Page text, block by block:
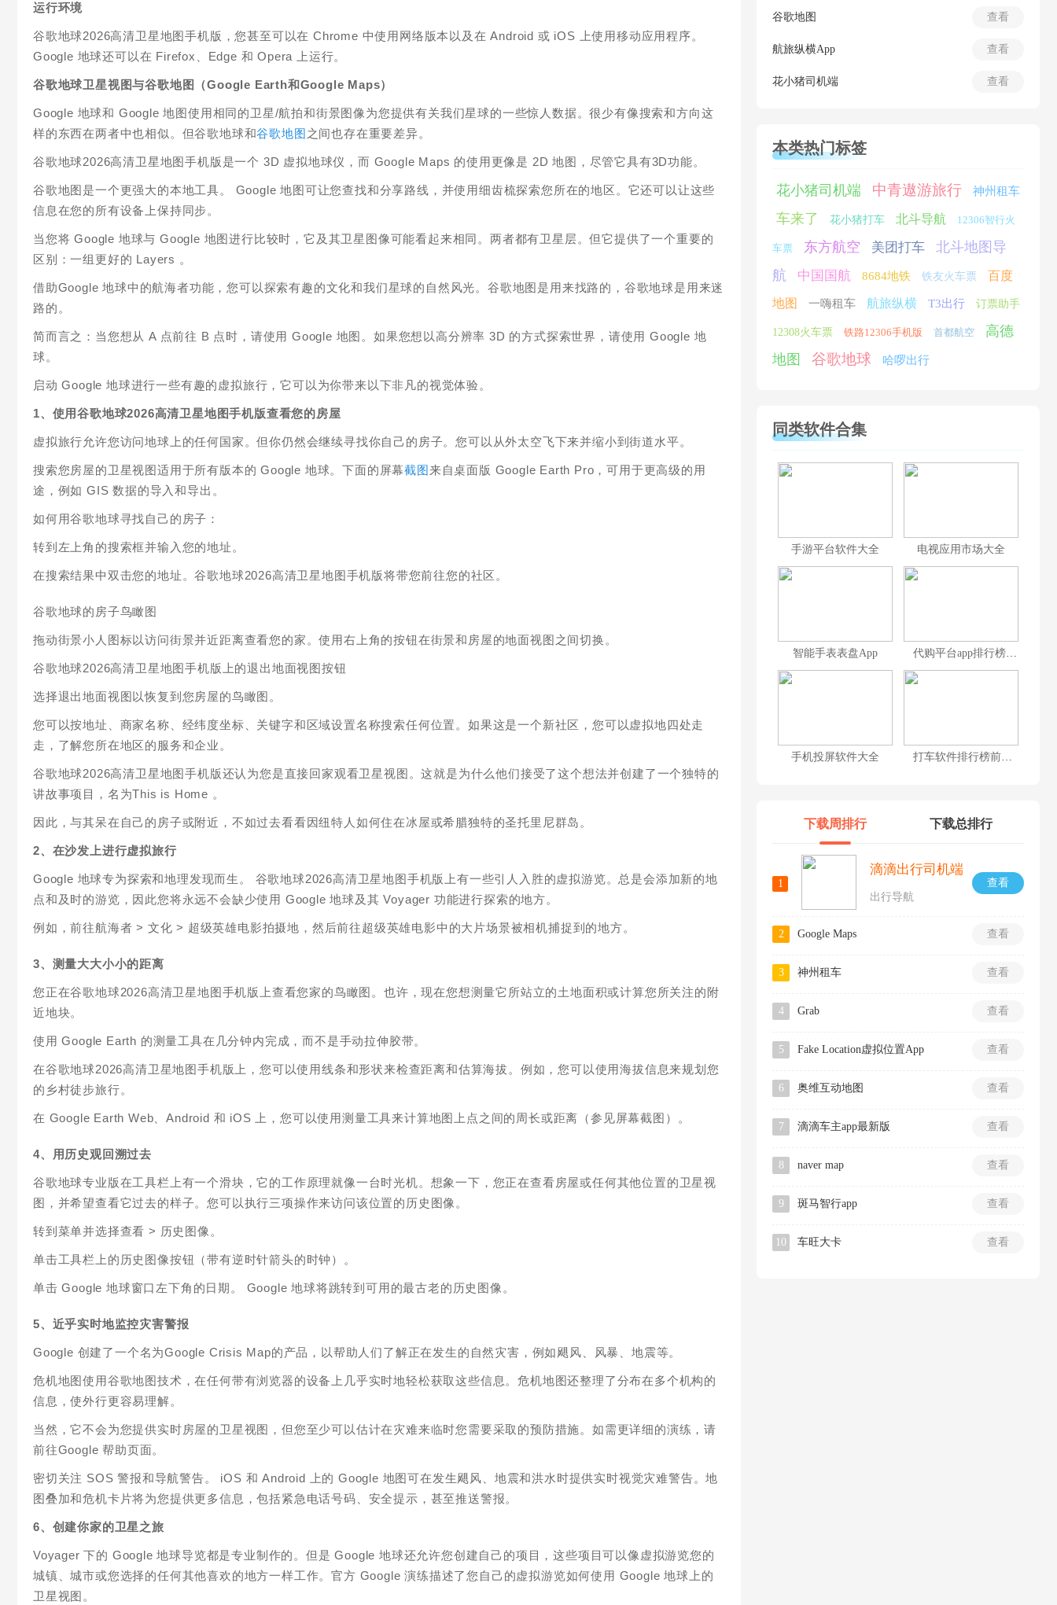
运行环境
谷歌地球2026高清卫星地图手机版，您甚至可以在 Chrome 中使用网络版本以及在 Android 或 iOS 上使用移动应用程序。
Google 地球还可以在 Firefox、Edge 和 Opera 上运行。
谷歌地球卫星视图与谷歌地图（Google Earth和Google Maps）
Google 地球和 Google 地图使用相同的卫星/航拍和街景图像为您提供有关我们星球的一些惊人数据。很少有像搜索和方向这
样的东西在两者中也相似。但谷歌地球和谷歌地图 之间也存在重要差异。
谷歌地球2026高清卫星地图手机版是一个 3D 虚拟地球仪，而 Google Maps 的使用更像是 2D 地图，尽管它具有3D功能。
谷歌地图是一个更强大的本地工具。 Google 地图可让您查找和分享路线，并使用细齿梳探索您所在的地区。它还可以让这些
信息在您的所有设备上保持同步。
当您将 Google 地球与 Google 地图进行比较时，它及其卫星图像可能看起来相同。两者都有卫星层。但它提供了一个重要的
区别：一组更好的 Layers 。
借助Google 地球中的航海者功能，您可以探索有趣的文化和我们星球的自然风光。谷歌地图是用来找路的，谷歌地球是用来迷
路的。
简而言之：当您想从 A 点前往 B 点时，请使用 Google 地图。如果您想以高分辨率 3D 的方式探索世界，请使用 Google 地
球。
启动 Google 地球进行一些有趣的虚拟旅行，它可以为你带来以下非凡的视觉体验。
1、使用谷歌地球2026高清卫星地图手机版查看您的房屋
虚拟旅行允许您访问地球上的任何国家。但你仍然会继续寻找你自己的房子。您可以从外太空飞下来并缩小到街道水平。
搜索您房屋的卫星视图适用于所有版本的 Google 地球。下面的屏幕截图 来自桌面版 Google Earth Pro，可用于更高级的用
途，例如 GIS 数据的导入和导出。
如何用谷歌地球寻找自己的房子：
转到左上角的搜索框并输入您的地址。
在搜索结果中双击您的地址。谷歌地球2026高清卫星地图手机版将带您前往您的社区。
谷歌地球的房子鸟瞰图
拖动街景小人图标以访问街景并近距离查看您的家。使用右上角的按钮在街景和房屋的地面视图之间切换。
谷歌地球2026高清卫星地图手机版上的退出地面视图按钮
选择退出地面视图以恢复到您房屋的鸟瞰图。
您可以按地址、商家名称、经纬度坐标、关键字和区域设置名称搜索任何位置。如果这是一个新社区，您可以虚拟地四处走
走，了解您所在地区的服务和企业。
谷歌地球2026高清卫星地图手机版还认为您是直接回家观看卫星视图。这就是为什么他们接受了这个想法并创建了一个独特的
讲故事项目，名为This is Home 。
因此，与其呆在自己的房子或附近，不如过去看看因纽特人如何住在冰屋或希腊独特的圣托里尼群岛。
2、在沙发上进行虚拟旅行
Google 地球专为探索和地理发现而生。 谷歌地球2026高清卫星地图手机版上有一些引人入胜的虚拟游览。总是会添加新的地
点和及时的游览，因此您将永远不会缺少使用 Google 地球及其 Voyager 功能进行探索的地方。
例如，前往航海者 > 文化 > 超级英雄电影拍摄地，然后前往超级英雄电影中的大片场景被相机捕捉到的地方。
3、测量大大小小的距离
您正在谷歌地球2026高清卫星地图手机版上查看您家的鸟瞰图。也许，现在您想测量它所站立的土地面积或计算您所关注的附
近地块。
使用 Google Earth 的测量工具在几分钟内完成，而不是手动拉伸胶带。
在谷歌地球2026高清卫星地图手机版上，您可以使用线条和形状来检查距离和估算海拔。例如，您可以使用海拔信息来规划您
的乡村徒步旅行。
在 Google Earth Web、Android 和 iOS 上，您可以使用测量工具来计算地图上点之间的周长或距离（参见屏幕截图）。
4、用历史观回溯过去
谷歌地球专业版在工具栏上有一个滑块，它的工作原理就像一台时光机。想象一下，您正在查看房屋或任何其他位置的卫星视
图，并希望查看它过去的样子。您可以执行三项操作来访问该位置的历史图像。
转到菜单并选择查看 > 历史图像。
单击工具栏上的历史图像按钮（带有逆时针箭头的时钟）。
单击 Google 地球窗口左下角的日期。 Google 地球将跳转到可用的最古老的历史图像。
5、近乎实时地监控灾害警报
Google 创建了一个名为Google Crisis Map的产品，以帮助人们了解正在发生的自然灾害，例如飓风、风暴、地震等。
危机地图使用谷歌地图技术，在任何带有浏览器的设备上几乎实时地轻松获取这些信息。危机地图还整理了分布在多个机构的
信息，使外行更容易理解。
当然，它不会为您提供实时房屋的卫星视图，但您至少可以估计在灾难来临时您需要采取的预防措施。如需更详细的演练，请
前往Google 帮助页面。
密切关注 SOS 警报和导航警告。 iOS 和 Android 上的 Google 地图可在发生飓风、地震和洪水时提供实时视觉灾难警告。地
图叠加和危机卡片将为您提供更多信息，包括紧急电话号码、安全提示，甚至推送警报。
6、创建你家的卫星之旅
Voyager 下的 Google 地球导览都是专业制作的。但是 Google 地球还允许您创建自己的项目，这些项目可以像虚拟游览您的
城镇、城市或您选择的任何其他喜欢的地方一样工作。官方 Google 演练描述了您自己的虚拟游览如何使用 Google 地球上的
卫星视图。
查看
谷歌地图
查看
航旅纵横App
查看
花小猪司机端
本类热门标签
花小猪司机端 中青遨游旅行 神州租车
车来了 花小猪打车 北斗导航 12306智行火
车票 东方航空 美团打车
北斗地图导
航
中国国航 8684地铁 铁友火车票 百度
地图 一嗨租车 航旅纵横 T3出行 订票助手
12308火车票 铁路12306手机版 首都航空
高德
地图
谷歌地球 哈啰出行
同类软件合集
手游平台软件大全 电视应用市场大全
智能手表表盘App 代购平台app排行榜前十名
手机投屏软件大全 打车软件排行榜前十名
下载周排行 下载总排行
1 查看
滴滴出行司机端
出行导航
2 查看
Google Maps
3 查看
神州租车
4 查看
Grab
5 查看
Fake Location虚拟位置App
6 查看
奥维互动地图
7 查看
滴滴车主app最新版
8 查看
naver map
9 查看
斑马智行app
10 查看
车旺大卡